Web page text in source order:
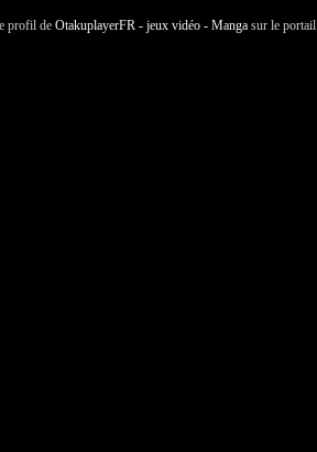
profil de OtakuplayerFR - jeux vidéo - Manga sur le